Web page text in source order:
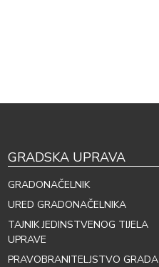
GRADSKA UPRAVA
GRADONAČELNIK
URED GRADONAČELNIKA
TAJNIK JEDINSTVENOG TIJELA
UPRAVE
PRAVOBRANITELJSTVO GRADA